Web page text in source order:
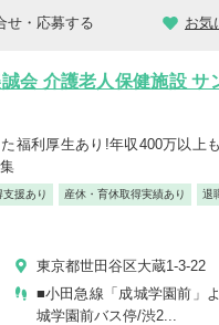
せ・応募する お気
会 介護老人保健施設 サ
福利厚生あり!年収400万以上
支援あり 産休・育休取得実績あり 退
東京都世田谷区大蔵1-3-22
■小田急線「成城学園前
城学園前バス停/渋2...